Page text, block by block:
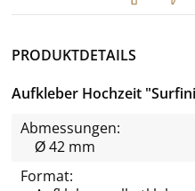
PRODUKTDETAILS
Aufkleber Hochzeit
Abmessungen:
Ø 42 mm
Format: